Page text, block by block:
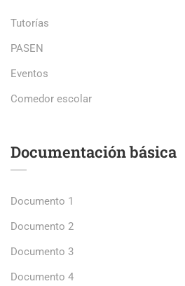
Tutorías
PASEN
Eventos
Comedor escolar
Documentación básica
Documento 1
Documento 2
Documento 3
Documento 4